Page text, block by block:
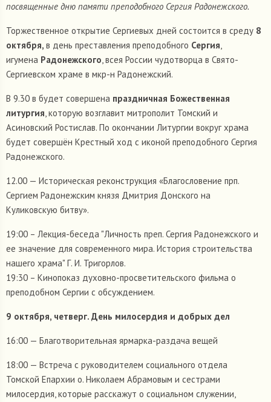
посвященные дню памяти преподобного Сергия Радонежского.
Торжественное открытие Сергиевых дней состоится в среду 8
октября, в день преставления преподобного Сергия,
игумена Радонежского, всея России чудотворца в Свято-
Сергиевском храме в мкр-н Радонежский.
В 9.30 в будет совершена праздничная Божественная
литургия, которую возглавит митрополит Томский и
Асиновский Ростислав. По окончании Литургии вокруг храма
будет совершён Крестный ход с иконой преподобного Сергия
Радонежского.
12.00 — Историческая реконструкция «Благословение прп.
Сергием Радонежским князя Дмитрия Донского на
Куликовскую битву».
19:00 – Лекция-беседа "Личность преп. Сергия Радонежского и
ее значение для современного мира. История строительства
нашего храма" Г. И. Тригорлов.
19:30 – Кинопоказ духовно-просветительского фильма о
преподобном Сергии с обсуждением.
9 октября, четверг. День милосердия и добрых дел
16:00 — Благотворительная ярмарка-раздача вещей
18:00 — Встреча с руководителем социального отдела
Томской Епархии о. Николаем Абрамовым и сестрами
милосердия, которые расскажут о социальном служении,